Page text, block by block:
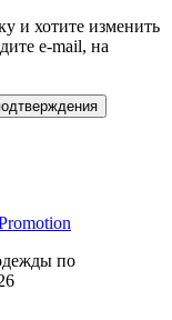
и хотите изменить
e-mail, на
по